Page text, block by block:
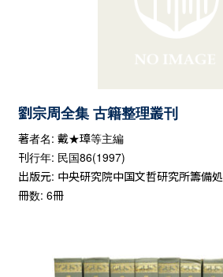
劉宗周全集 古籍整理叢刊
著者名: 戴★璋等主編
刊行年: 民国86(1997)
出版元: 中央研究院中国文哲研究所籌備処
冊数: 6冊